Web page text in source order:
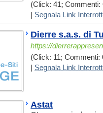
(Click: 41; Commenti:
Segnala Link
Dierre s.a.s. di
https://
(Click: 11; Commenti:
Segnala Link
Astat